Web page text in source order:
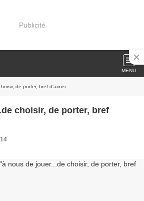
Publicité
MENU
de porter, bref d'aimer
choisir, de porter, bref